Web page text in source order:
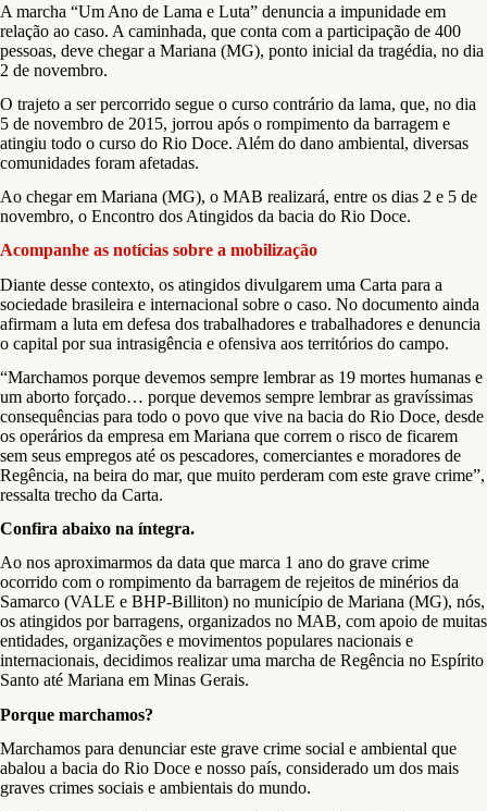
A marcha “Um Ano de Lama e Luta” denuncia a impunidade em
relação ao caso. A caminhada, que conta com a participação de 400
pessoas, deve chegar a Mariana (MG), ponto inicial da tragédia, no dia
2 de novembro.
O trajeto a ser percorrido segue o curso contrário da lama, que, no dia
5 de novembro de 2015, jorrou após o rompimento da barragem e
atingiu todo o curso do Rio Doce. Além do dano ambiental, diversas
comunidades foram afetadas.
Ao chegar em Mariana (MG), o MAB realizará, entre os dias 2 e 5 de
novembro, o Encontro dos Atingidos da bacia do Rio Doce.
Acompanhe as notícias sobre a mobilização
Diante desse contexto, os atingidos divulgarem uma Carta para a
sociedade brasileira e internacional sobre o caso. No documento ainda
afirmam a luta em defesa dos trabalhadores e trabalhadores e denuncia
o capital por sua intrasigência e ofensiva aos territórios do campo.
“Marchamos porque devemos sempre lembrar as 19 mortes humanas e
um aborto forçado… porque devemos sempre lembrar as gravíssimas
consequências para todo o povo que vive na bacia do Rio Doce, desde
os operários da empresa em Mariana que correm o risco de ficarem
sem seus empregos até os pescadores, comerciantes e moradores de
Regência, na beira do mar, que muito perderam com este grave crime”,
ressalta trecho da Carta.
Confira abaixo na íntegra.
Ao nos aproximarmos da data que marca 1 ano do grave crime
ocorrido com o rompimento da barragem de rejeitos de minérios da
Samarco (VALE e BHP-Billiton) no município de Mariana (MG), nós,
os atingidos por barragens, organizados no MAB, com apoio de muitas
entidades, organizações e movimentos populares nacionais e
internacionais, decidimos realizar uma marcha de Regência no Espírito
Santo até Mariana em Minas Gerais.
Porque marchamos?
Marchamos para denunciar este grave crime social e ambiental que
abalou a bacia do Rio Doce e nosso país, considerado um dos mais
graves crimes sociais e ambientais do mundo.